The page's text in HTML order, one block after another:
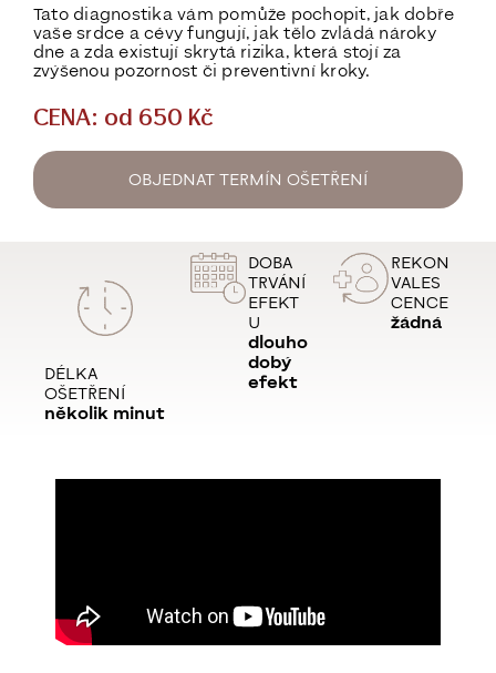
Tato diagnostika vám pomůže pochopit, jak dobře
vaše srdce a cévy fungují, jak tělo zvládá nároky
dne a zda existují skrytá rizika, která stojí za
zvýšenou pozornost či preventivní kroky.
CENA: od 650 Kč
OBJEDNAT TERMÍN OŠETŘENÍ
DÉLKA
OŠETŘENÍ
několik minut
DOBA
TRVÁNÍ
EFEKT
U
dlouho
dobý
efekt
REKON
VALES
CENCE
žádná